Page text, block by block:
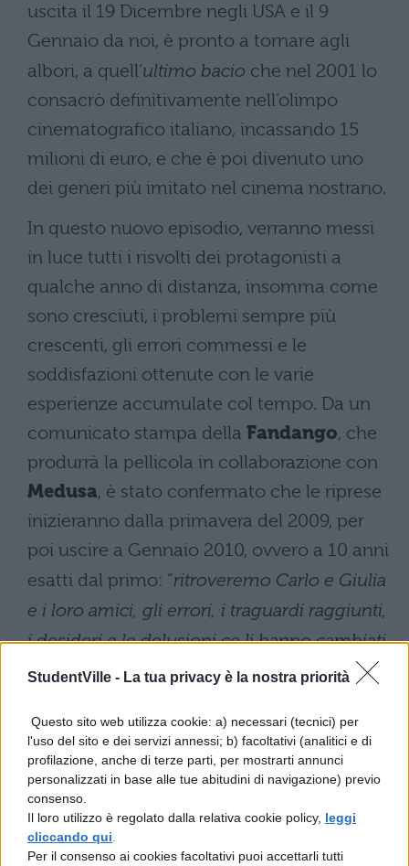
StudentVille - La tua privacy è la nostra priorità
Questo sito web utilizza cookie: a) necessari (tecnici) per
l'uso del sito e dei servizi annessi; b) facoltativi (analitici e di
profilazione, anche di terze parti, per mostrarti annunci
personalizzati in base alle tue abitudini di navigazione) previo
consenso.
Il loro utilizzo è regolato dalla relativa cookie policy, leggi
cliccando qui
Per il consenso ai cookies facoltativi puoi accettarli tutti
uscita il 19 Dicembre negli USA e il 9
Gennaio da noi, è pronto a tornare agli
albori, a quell’ultimo bacio che nel 2001 lo
consacrò definitivamente nell’olimpo
cinematografico italiano, incassando 15
milioni di euro, e che è poi divenuto uno
dei generi più imitato nel cinema nostrano.
In questo nuovo episodio, verranno messi
in luce tutti i risvolti dei protagonisti a
qualche anno di distanza, insomma come
sono cresciuti, i problemi sempre più
crescenti, gli errori commessi e le
soddisfazioni ottenute con le varie
esperienze accumulate col tempo. Da un
comunicato stampa della Fandango, che
produrrà la pellicola in collaborazione con
Medusa, è stato confermato che le riprese
inizieranno dalla primavera del 2009, per
poi uscire a Gennaio 2010, ovvero a 10 anni
esatti dal primo: “ritroveremo Carlo e Giulia
e i loro amici, gli errori, i traguardi raggiunti,
i desideri e le delusioni ce li hanno cambiati
eli hanno trasformati in adulti dai ragazzi
sono i dubbi e le domande riguardo il
progetto, di cui Muccino sarà
sceneggiatore e regista, in primis quelle sul
cast: vista la trama, infatti, ci si aspetta un
ritorno degli interpreti originali, ma su